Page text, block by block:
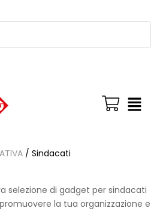
/ Sindacati
selezione di gadget per sindacati
la tua organizzazione e